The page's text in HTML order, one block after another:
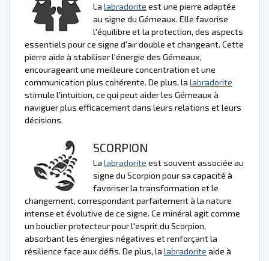
La labradorite est une pierre adaptée
au signe du Gémeaux. Elle favorise
l'équilibre et la protection, des aspects
essentiels pour ce signe d'air double et changeant. Cette
pierre aide à stabiliser l'énergie des Gémeaux,
encourageant une meilleure concentration et une
communication plus cohérente. De plus, la labradorite
stimule l'intuition, ce qui peut aider les Gémeaux à
naviguer plus efficacement dans leurs relations et leurs
décisions.
SCORPION
La labradorite est souvent associée au
signe du Scorpion pour sa capacité à
favoriser la transformation et le
changement, correspondant parfaitement à la nature
intense et évolutive de ce signe. Ce minéral agit comme
un bouclier protecteur pour l'esprit du Scorpion,
absorbant les énergies négatives et renforçant la
résilience face aux défis. De plus, la labradorite aide à